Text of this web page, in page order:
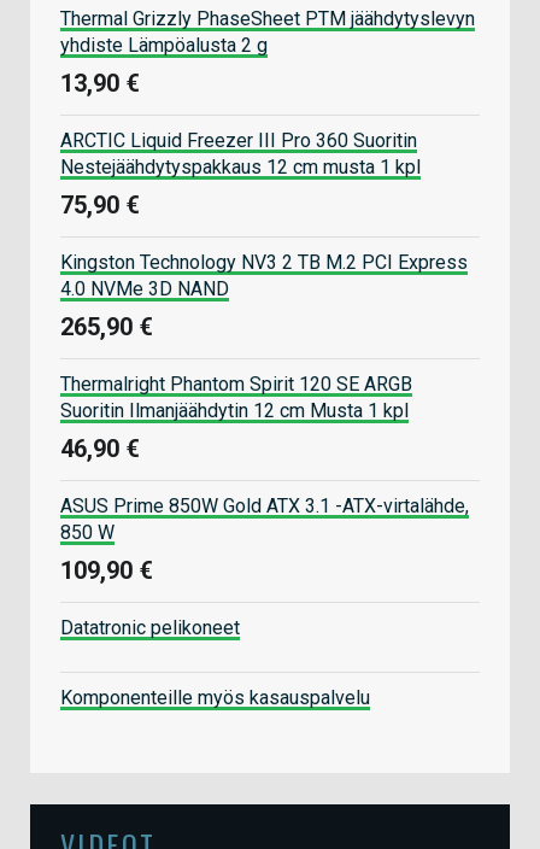
Thermal Grizzly PhaseSheet PTM jäähdytyslevyn
yhdiste Lämpöalusta 2 g
13,90 €
ARCTIC Liquid Freezer III Pro 360 Suoritin
Nestejäähdytyspakkaus 12 cm musta 1 kpl
75,90 €
Kingston Technology NV3 2 TB M.2 PCI Express
4.0 NVMe 3D NAND
265,90 €
Thermalright Phantom Spirit 120 SE ARGB
Suoritin Ilmanjäähdytin 12 cm Musta 1 kpl
46,90 €
ASUS Prime 850W Gold ATX 3.1 -ATX-virtalähde,
850 W
109,90 €
Datatronic pelikoneet
Komponenteille myös kasauspalvelu